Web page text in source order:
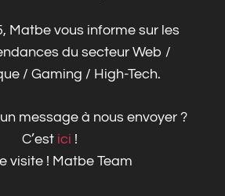
Matbe vous informe sur les
du secteur Web /
/ Gaming / High-Tech.
message à nous envoyer ?
C’est ici !
visite ! Matbe Team